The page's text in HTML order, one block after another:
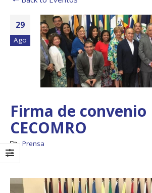
29
Ago
Firma de convenio
CECOMRO
Prensa